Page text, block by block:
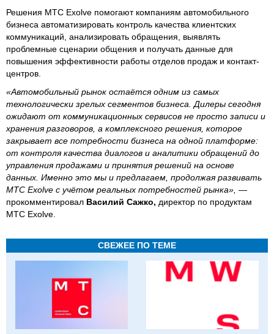
Решения МТС Exolve помогают компаниям автомобильного
бизнеса автоматизировать контроль качества клиентских
коммуникаций, анализировать обращения, выявлять
проблемные сценарии общения и получать данные для
повышения эффективности работы отделов продаж и контакт-
центров.
«Автомобильный рынок остаётся одним из самых
технологически зрелых сегментов бизнеса. Дилеры сегодня
ожидают от коммуникационных сервисов не просто записи и
хранения разговоров, а комплексного решения, которое
закрывает все потребности бизнеса на одной платформе:
от контроля качества диалогов и аналитики обращений до
управления продажами и принятия решений на основе
данных. Именно это мы и предлагаем, продолжая развивать
МТС Exolve с учётом реальных потребностей рынка», —
прокомментировал Василий Сажко, директор по продуктам
МТС Exolve.
СВЕЖЕЕ ПО ТЕМЕ